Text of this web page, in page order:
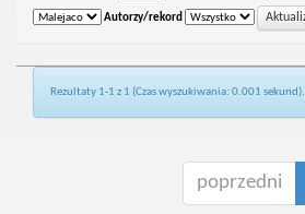
Autorzy/rekord
Rezultaty 1-1 z 1 (Czas wyszukiwania: 0.001 sekund).
poprzedni